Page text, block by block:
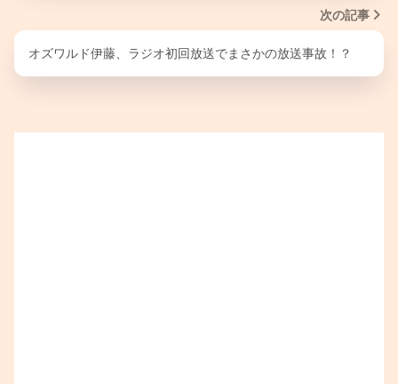
次の記事
オズワルド伊藤、ラジオ初回放送でまさかの放送事故！？